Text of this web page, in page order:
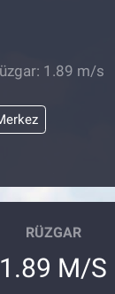
1.89 m/s
RÜZGAR
1.89 M/S